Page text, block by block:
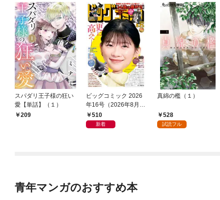
スパダリ王子様の狂い
愛【単話】（１）
209
ビッグコミック 2026
年16号（2026年8月7
日発売）
510
新着
真綿の檻（１）
528
試読フル
青年マンガのおすすめ本